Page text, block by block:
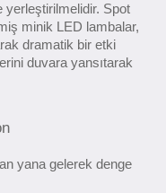
yerleştirilmelidir. Spot
minik LED lambalar,
dramatik bir etki
duvara yansıtarak
yana gelerek denge